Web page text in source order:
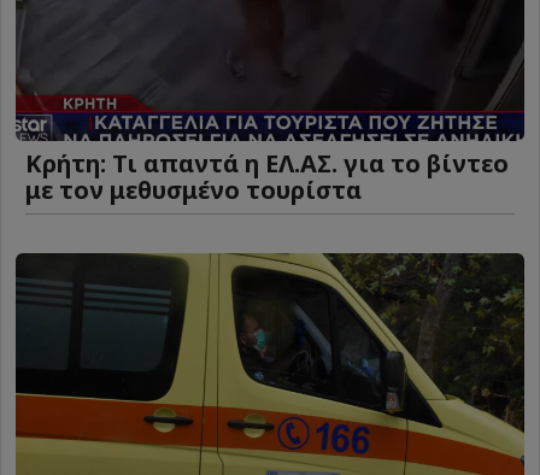
Κρήτη: Τι απαντά η ΕΛ.ΑΣ. για το βίντεο
με τον μεθυσμένο τουρίστα